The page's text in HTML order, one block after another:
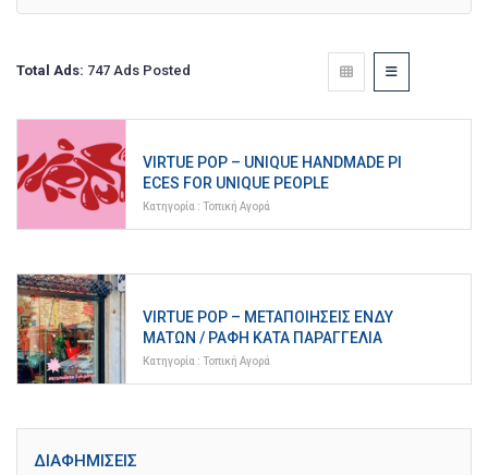
Total Ads: 747 Ads Posted
VIRTUE POP – UNIQUE HANDMADE PI
ECES FOR UNIQUE PEOPLE
Κατηγορία : Τοπική Αγορά
VIRTUE POP – ΜΕΤΑΠΟΙΉΣΕΙΣ ΕΝΔΥ
ΜΆΤΩΝ / ΡΑΦΉ ΚΑΤΑ ΠΑΡΑΓΓΕΛΊΑ
Κατηγορία : Τοπική Αγορά
ΔΙΑΦΗΜΊΣΕΙΣ